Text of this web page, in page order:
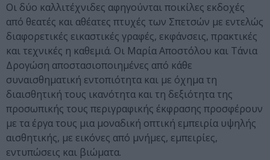
Οι δύο καλλιτέχνιδες αφηγούνται ποικίλες εκδοχές
από θεατές και αθέατες πτυχές των Σπετσών με εντελώς
διαφορετικές εικαστικές γραφές, εκφάνσεις, πρακτικές
και τεχνικές η καθεμιά. Οι Μαρία Αποστόλου και Τάνια
Δρογώση αποστασιοποιημένες από κάθε
συναισθηματική εντοπιότητα και με όχημα τη
διαισθητική τους ικανότητα και τη δεξιότητα της
προσωπικής τους περιγραφικής έκφρασης προσφέρουν
με τα έργα τους μια μοναδική οπτική εμπειρία υψηλής
αισθητικής, με εικόνες από μνήμες, εμπειρίες,
εντυπώσεις και βιώματα.